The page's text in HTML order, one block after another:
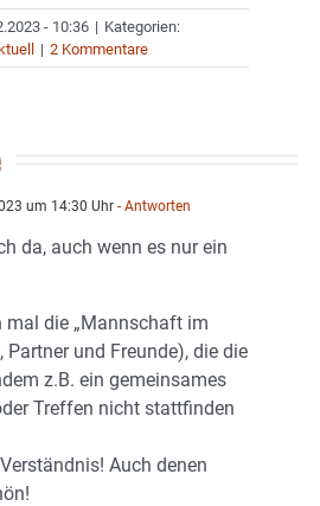
- 10:36 | Kategorien:
| 2 Kommentare
um 14:30 Uhr - Antworten
da, auch wenn es nur ein
mal die „Mannschaft im
Partner und Freunde), die die
z.B. ein gemeinsames
Treffen nicht stattfinden
Auch denen